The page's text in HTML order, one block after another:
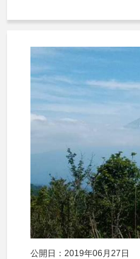
公開日：2019年06月27日